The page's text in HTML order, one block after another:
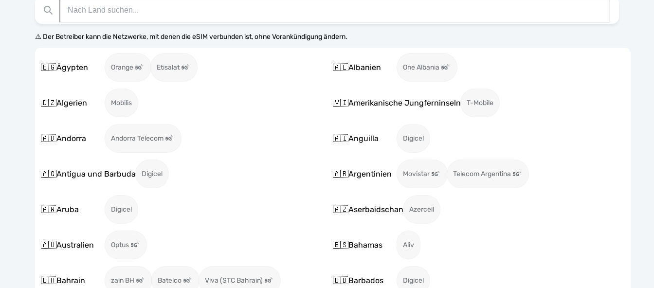
⚠️ Der Betreiber kann die Netzwerke, mit denen die eSIM verbunden ist, ohne Vorankündigung ändern.
🇪🇬Ägypten Orange Etisalat 🇦🇱Albanien One Albania
🇩🇿Algerien Mobilis 🇻🇮Amerikanische Jungferninseln T-Mobile
🇦🇩Andorra Andorra Telecom 🇦🇮Anguilla Digicel
🇦🇬Antigua und Barbuda Digicel 🇦🇷Argentinien Movistar Telecom Argentina
🇦🇼Aruba Digicel 🇦🇿Aserbaidschan Azercell
🇦🇺Australien Optus 🇧🇸Bahamas Aliv
🇧🇭Bahrain zain BH Batelco Viva (STC Bahrain) 🇧🇧Barbados Digicel